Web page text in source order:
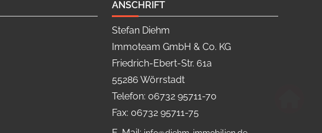
ANSCHRIFT
Stefan Diehm
Immoteam GmbH & Co. KG
Friedrich-Ebert-Str. 61a
55286 Wörrstadt
Telefon: 06732 95711-70
Fax: 06732 95711-75